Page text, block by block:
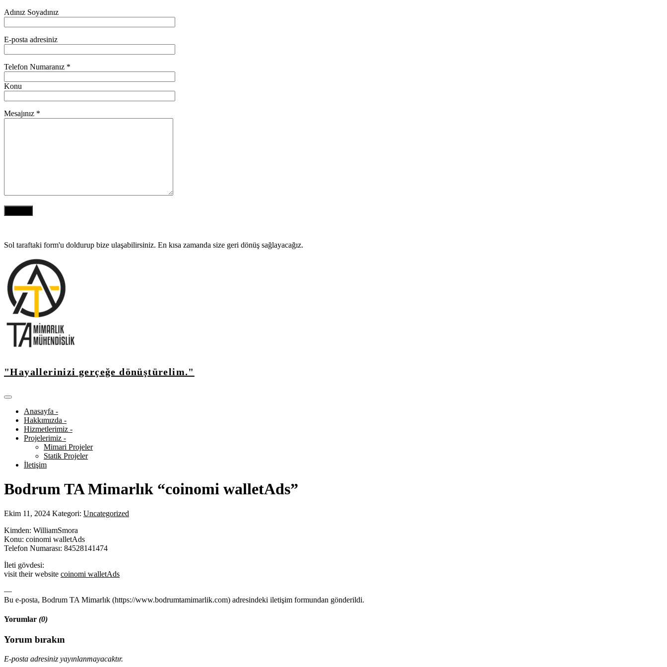
Adınız Soyadınız
E-posta adresiniz
Telefon Numaranız *
Konu
Mesajınız *
Sol taraftaki form'u doldurup bize ulaşabilirsiniz. En kısa zamanda size geri dönüş sağlayacağız.
"Hayallerinizi gerçeğe dönüştürelim."
Anasayfa -
Hakkımızda -
Hizmetlerimiz -
Projelerimiz -
Mimari Projeler
Statik Projeler
İletişim
Bodrum TA Mimarlık “coinomi walletAds”
Ekim 11, 2024 Kategori: Uncategorized
Kimden: WilliamSmora
Konu: coinomi walletAds
Telefon Numarası: 84528141474
İleti gövdesi:
visit their website coinomi walletAds
—
Bu e-posta, Bodrum TA Mimarlık (https://www.bodrumtamimarlik.com) adresindeki iletişim formundan gönderildi.
Yorumlar (0)
Yorum bırakın
E-posta adresiniz yayınlanmayacaktır.